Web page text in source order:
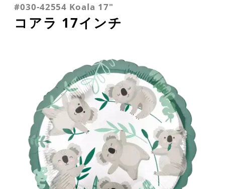
#030-42554 Koala 17"
コアラ 17インチ